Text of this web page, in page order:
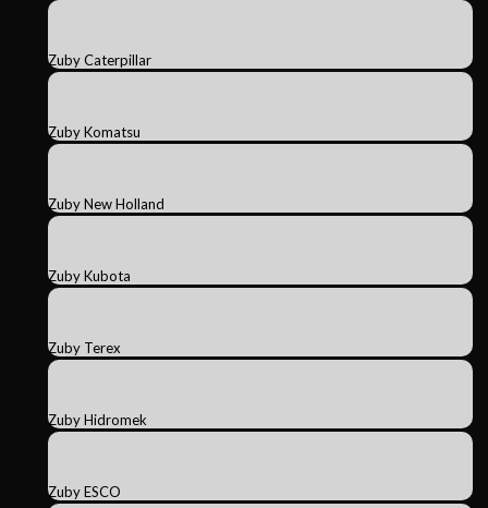
Zuby Caterpillar
Zuby Komatsu
Zuby New Holland
Zuby Kubota
Zuby Terex
Zuby Hidromek
Zuby ESCO